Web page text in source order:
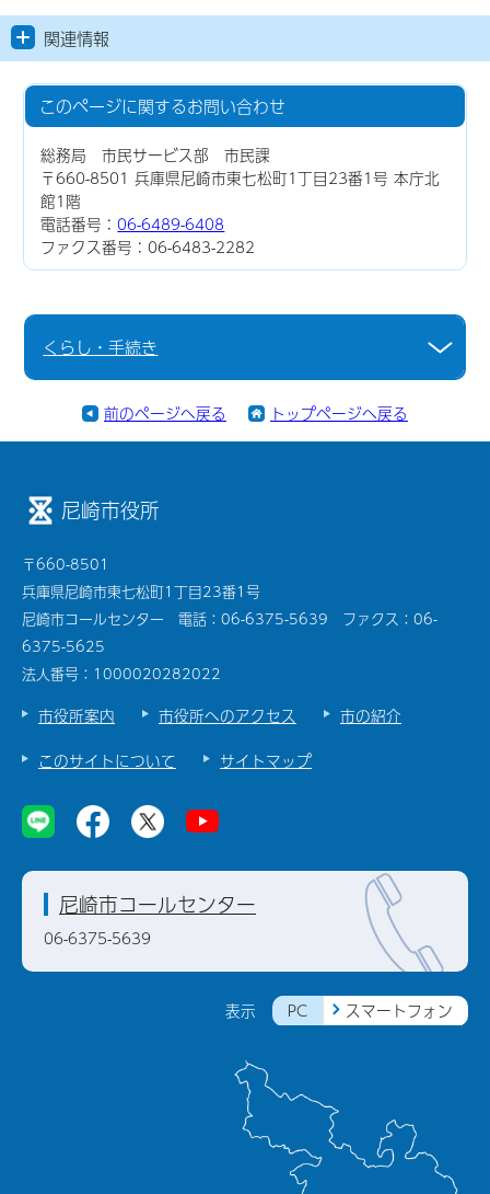
関連情報
このページに関するお問い合わせ
総務局 市民サービス部 市民課
〒660-8501 兵庫県尼崎市東七松町1丁目23番1号 本庁北
館1階
電話番号：06-6489-6408
ファクス番号：06-6483-2282
くらし・手続き
前のページへ戻る トップページへ戻る
尼崎市役所
〒660-8501
兵庫県尼崎市東七松町1丁目23番1号
尼崎市コールセンター 電話：06-6375-5639 ファクス：06-
6375-5625
法人番号：1000020282022
市役所案内 市役所へのアクセス
市の紹介
このサイトについて
サイトマップ
表示 PC スマートフォン
尼崎市コールセンター
06-6375-5639